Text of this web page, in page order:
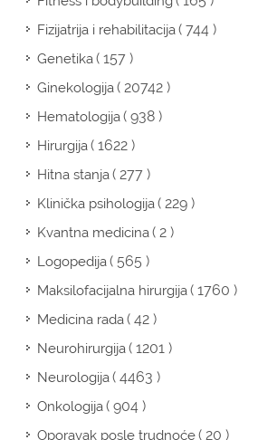
Fizijatrija i rehabilitacija( 744 )
Genetika( 157 )
Ginekologija( 20742 )
Hematologija( 938 )
Hirurgija( 1622 )
Hitna stanja( 277 )
Klinička psihologija( 229 )
Kvantna medicina( 2 )
Logopedija( 565 )
Maksilofacijalna hirurgija( 1760 )
Medicina rada( 42 )
Neurohirurgija( 1201 )
Neurologija( 4463 )
Onkologija( 904 )
Oporavak posle trudnoće( 20 )